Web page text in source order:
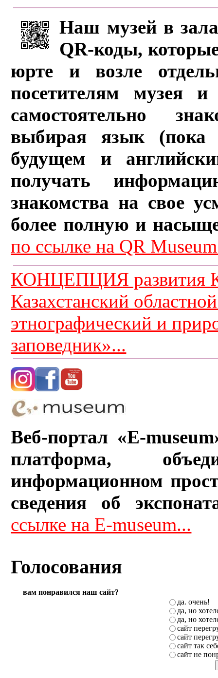
Наш музей в
QR-коды,
юрте и возле
посетителям музея и
самостоятельно
выбирая язык (пока
будущем и
получать
знакомства на свое
более полную и
по ссылке на QR
КОНЦЕПЦИЯ развития
Казахстанский
этнографический и
заповедник»...
Веб-портал «E-
платформа,
информационном
сведения об
ссылке на E-museum...
Голосования
вам понравился наш сайт?
да. очень!
да, но
да, но
сайт
сайт
сайт так
сайт не